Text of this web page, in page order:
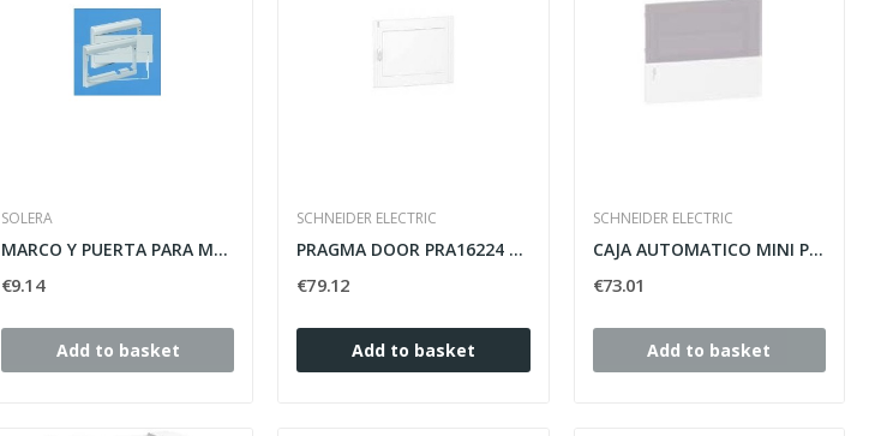
SOLERA
MARCO Y PUERTA PARA MOD. 679B-779-679
€9.14
Add to basket
SCHNEIDER ELECTRIC
PRAGMA DOOR PRA16224 SCHNEIDER 48 WHITE ELEMENTS,
€79.12
Add to basket
SCHNEIDER ELECTRIC
CAJA AUTOMATICO MINI PRAGMA EMPOTRAR SCHNEIDER
€73.01
Add to basket